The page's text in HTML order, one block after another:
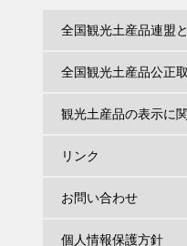
全国観光土産品連盟
全国観光土産品公正
観光土産品の表示に
リンク
お問い合わせ
個人情報保護方針